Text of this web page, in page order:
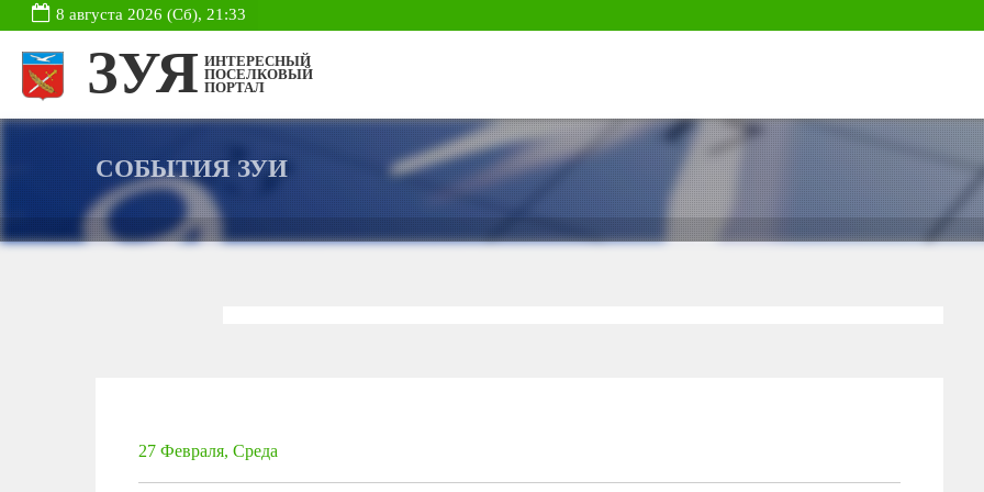
8 августа 2026 (Сб), 21:33
ЗУЯ ИНТЕРЕСНЫЙ
ПОСЕЛКОВЫЙ
ПОРТАЛ
СОБЫТИЯ ЗУИ
27 Февраля, Среда